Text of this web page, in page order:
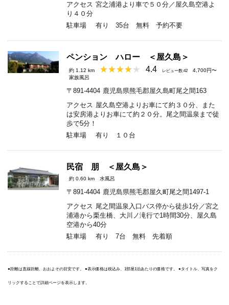
アクセス 宮之浦港より車で５０分／屋久島空港よ
り４０分
駐車場
有り 35台 無料 予約不要
ペンション ハロー ＜屋久島＞
約 1.12 km 4.4 レビュー数:42
4,700円〜
家族風呂
〒891-4404 鹿児島県熊毛郡屋久島町尾之間163
アクセス 屋久島空港よりお車にて約３０分、また
は安房港よりお車にて約２０分。尾之間温泉まで徒
歩で5分！
駐車場
有り １０台
民宿 朋 ＜屋久島＞
約 0.60 km 水風呂
〒891-4404 鹿児島県熊毛郡屋久町尾之間1497-1
アクセス 尾之間温泉入口バス停から徒歩1分／宮之
浦港から栗生橋、大川ノ滝行で1時間30分、屋久島
空港から40分
駐車場
有り 7台 無料 先着順
●距離は直線距離、おおよその目安です。 ●表示価格は税込み、1部屋1泊あたりの価格です。 ●タイトル、写真をク
リックすることで詳細ページを表示します。